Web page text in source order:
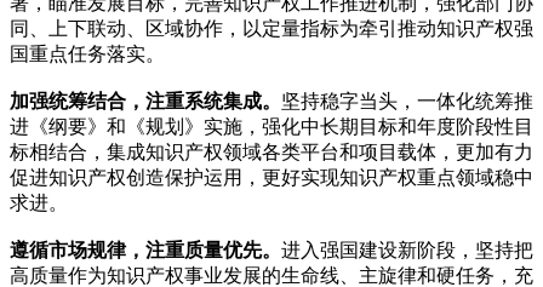
同、上下联动、区域协作，以定量指标为牵引推动知识产权强
国重点任务落实。
加强统筹结合，注重系统集成。 坚持稳字当头，一体化统筹推
进《纲要》和《规划》实施，强化中长期目标和年度阶段性目
标相结合，集成知识产权领域各类平台和项目载体，更加有力
促进知识产权创造保护运用，更好实现知识产权重点领域稳中
求进。
遵循市场规律，注重质量优先。 进入强国建设新阶段，坚持把
高质量作为知识产权事业发展的生命线、主旋律和硬任务，充